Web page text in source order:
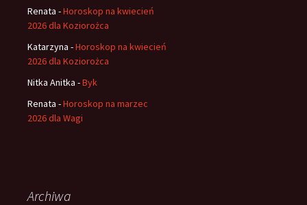
Renata -Horoskop na kwiecień
2026 dla Koziorożca
Katarzyna -Horoskop na kwiecień
2026 dla Koziorożca
Nitka Anitka -Byk
Renata -Horoskop na marzec
2026 dla Wagi
Archiwa